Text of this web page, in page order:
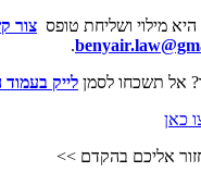
מילוי ושליחת טופס צור
.
אל תשכחו לסמן לייק בעמוד
כאן
אליכם בהקדם >>